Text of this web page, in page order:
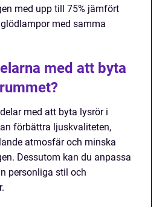
med upp till 75% jämfört
med samma
med att byta
med att byta lysrör i
förbättra ljuskvaliteten,
atmosfär och minska
Dessutom kan du anpassa
personliga stil och